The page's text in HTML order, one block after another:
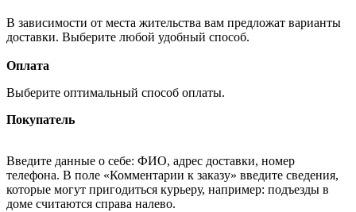
В зависимости от места жительства вам предложат варианты
доставки. Выберите любой удобный способ.
Оплата
Выберите оптимальный способ оплаты.
Покупатель
Введите данные о себе: ФИО, адрес доставки, номер
телефона. В поле «Комментарии к заказу» введите сведения,
которые могут пригодиться курьеру, например: подъезды в
доме считаются справа налево.